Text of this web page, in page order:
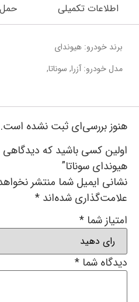
اطلاعات تکمیلی حمل
برند خودرو: هیوندای
مدل خودرو: آزرا, سوناتا,
هنوز بررسی‌ای ثبت نشده است.
اولین کسی باشید که
هیوندای سوناتا”
نشانی ایمیل شما منتشر
علامت‌گذاری شده‌اند *
امتیاز شما *
دیدگاه شما *